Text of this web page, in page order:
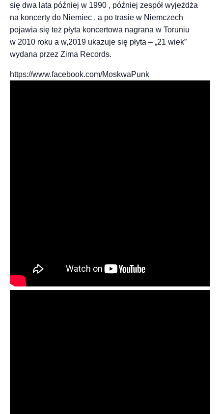
się dwa lata później w 1990 , później zespół wyjeżdża
na koncerty do Niemiec , a po trasie w Niemczech
pojawia się też płyta koncertowa nagrana w Toruniu
w 2010 roku a w,2019 ukazuje się płyta – „21 wiek”
wydana przez Zima Records.
https://www.facebook.com/MoskwaPunk